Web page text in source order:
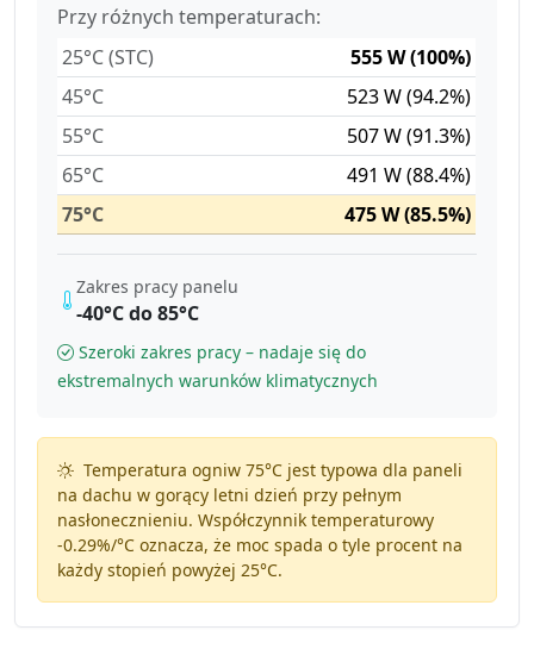
Przy różnych temperaturach:
25°C (STC)
555 W (100%)
45°C
523 W (94.2%)
55°C
507 W (91.3%)
65°C
491 W (88.4%)
75°C
475 W (85.5%)
Zakres pracy panelu
-40°C do 85°C
Szeroki zakres pracy – nadaje się do
ekstremalnych warunków klimatycznych
Temperatura ogniw 75°C jest typowa dla paneli
na dachu w gorący letni dzień przy pełnym
nasłonecznieniu. Współczynnik temperaturowy
-0.29%/°Coznacza, że moc spada o tyle procent na
każdy stopień powyżej 25°C.